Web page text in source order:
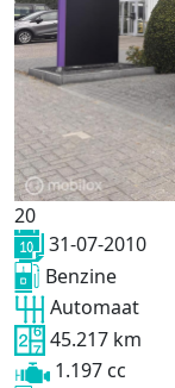
20
31-07-2010
Benzine
Automaat
45.217 km
1.197 cc